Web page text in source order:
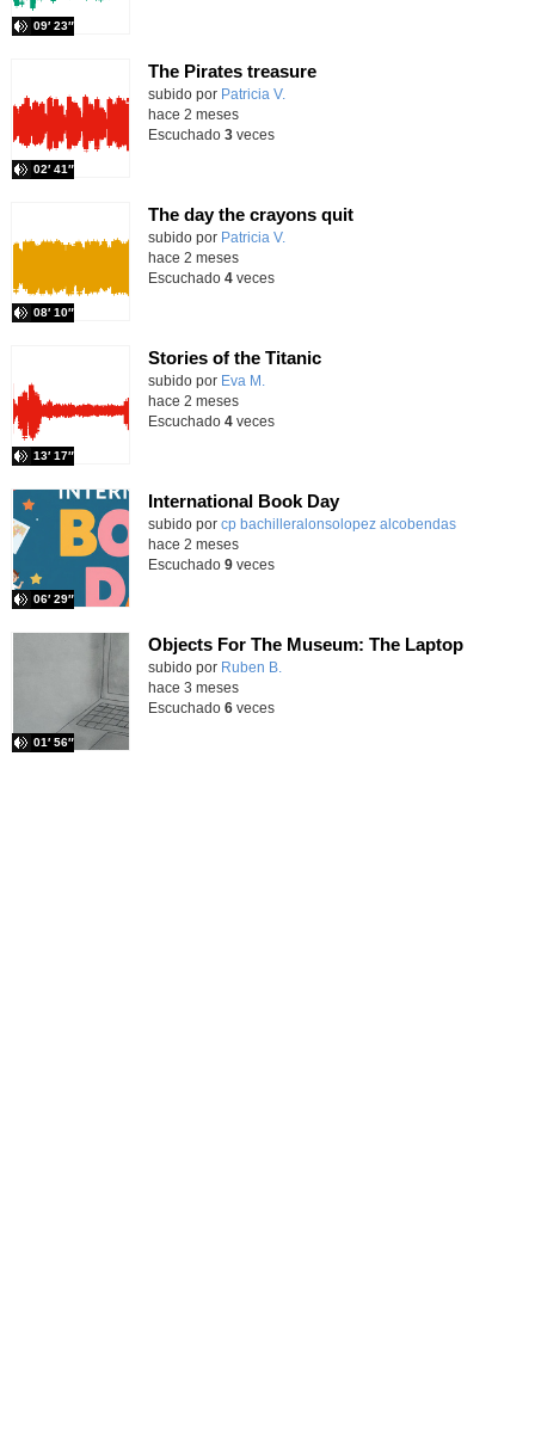
09′ 23″
The Pirates treasure
Contenido educativo.
subido por Patricia V.
02′ 41″
hace 2 meses
Escuchado 3veces
The day the crayons quit
Contenido educativo.
subido por Patricia V.
08′ 10″
hace 2 meses
Escuchado 4veces
Stories of the Titanic
Contenido educativo.
subido por Eva M.
13′ 17″
hace 2 meses
Escuchado 4veces
International Book Day
Contenido educativo.
subido por cp bachilleralonsolopez alcobendas
06′ 29″
-
hace 2 meses
Escuchado 9veces
Objects For The Museum: The Laptop
Contenido educativo.
subido por Ruben B.
01′ 56″
hace 3 meses
Escuchado 6veces